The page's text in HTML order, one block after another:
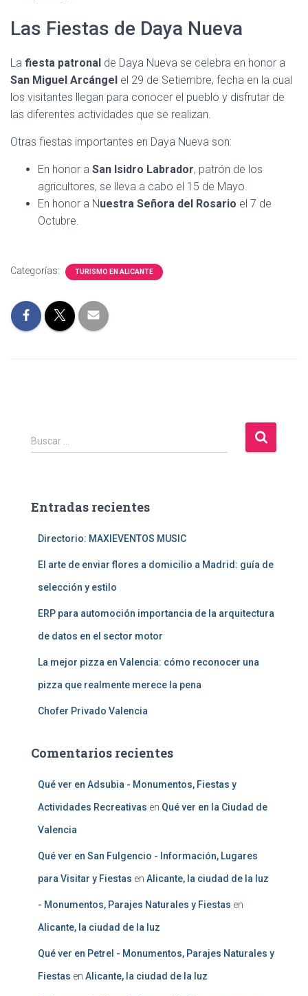
Las Fiestas de Daya Nueva
La fiesta patronal de Daya Nueva se celebra en honor a
San Miguel Arcángel el 29 de Setiembre, fecha en la cual
los visitantes llegan para conocer el pueblo y disfrutar de
las diferentes actividades que se realizan.
Otras fiestas importantes en Daya Nueva son:
En honor a San Isidro Labrador, patrón de los
agricultores, se lleva a cabo el 15 de Mayo.
En honor a Nuestra Señora del Rosario el 7 de
Octubre.
Categorías: TURISMO EN ALICANTE
B
u
r
Buscar …
Entradas recientes
Directorio: MAXIEVENTOS MUSIC
El arte de enviar flores a domicilio a Madrid: guía de
selección y estilo
ERP para automoción importancia de la arquitectura
de datos en el sector motor
La mejor pizza en Valencia: cómo reconocer una
pizza que realmente merece la pena
Chofer Privado Valencia
Comentarios recientes
Qué ver en Adsubia - Monumentos, Fiestas y
Actividades Recreativas en Qué ver en la Ciudad de
Valencia
Qué ver en San Fulgencio - Información, Lugares
para Visitar y Fiestas en Alicante, la ciudad de la luz
- Monumentos, Parajes Naturales y Fiestas en
Alicante, la ciudad de la luz
Qué ver en Petrel - Monumentos, Parajes Naturales y
Fiestas en Alicante, la ciudad de la luz